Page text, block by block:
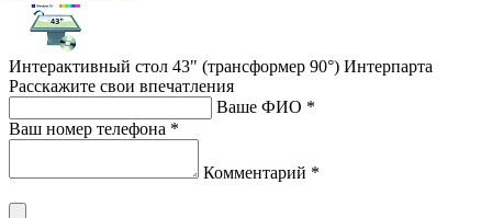
Интерактивный стол 43" (трансформер 90°) Интерпарта
Расскажите свои впечатления
Ваше ФИО *
Ваш номер телефона *
Комментарий *